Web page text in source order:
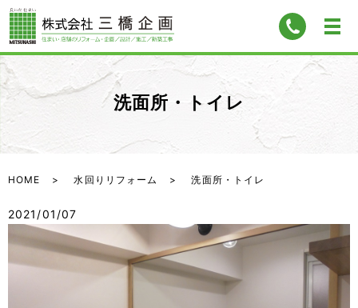
洗面所・トイレ
HOME 水回りリフォーム 洗面所・トイレ
2021/01/07